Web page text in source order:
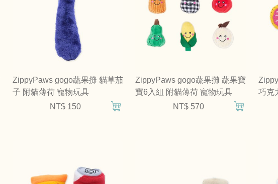
ZippyPaws gogo蔬果攤 貓草茄
子 附貓薄荷 寵物玩具
NT$ 150
ZippyPaws gogo蔬果攤 蔬果寶
寶6入組 附貓薄荷 寵物玩具
NT$ 570
巧克